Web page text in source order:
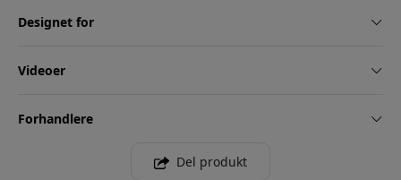
Designet for
Videoer
Forhandlere
Del produkt